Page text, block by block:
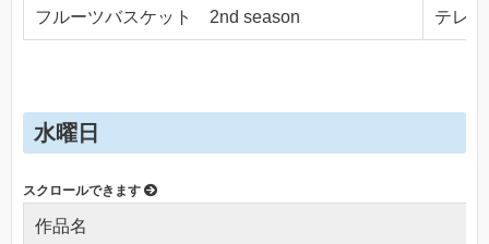
フルーツバスケット 2nd season テレ
水曜日
作品名